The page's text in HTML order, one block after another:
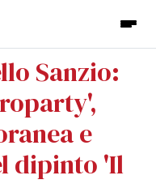
Sanzio:
e
dipinto 'Il